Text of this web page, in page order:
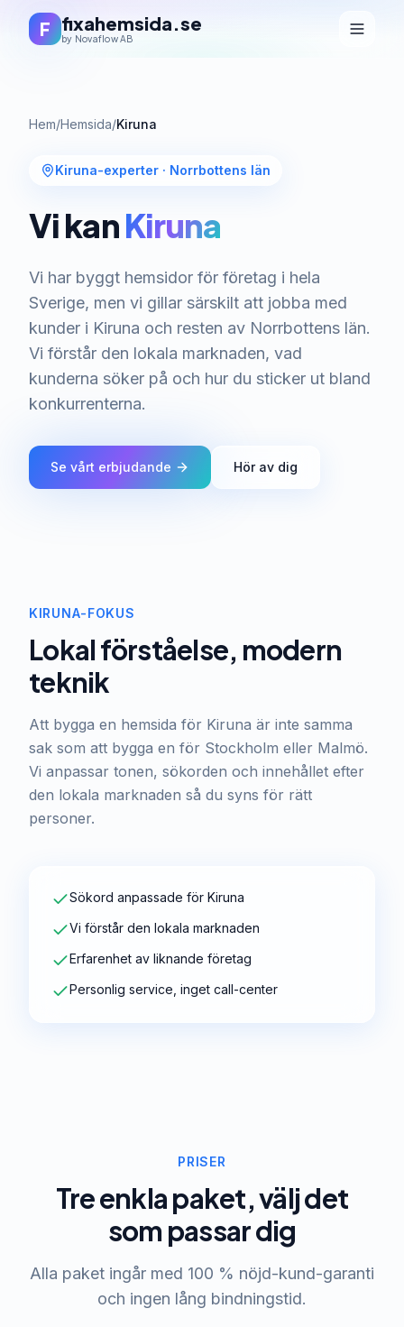
F fixahemsida.se
by Novaflow AB
Hem/Hemsida/Kiruna
Kiruna-experter · Norrbottens län
Vi kanKiruna
Vi har byggt hemsidor för företag i hela
Sverige, men vi gillar särskilt att jobba med
kunder i Kiruna och resten av Norrbottens län.
Vi förstår den lokala marknaden, vad
kunderna söker på och hur du sticker ut bland
konkurrenterna.
Se vårt erbjudande Hör av dig
KIRUNA-FOKUS
Lokal förståelse, modern
teknik
Att bygga en hemsida för Kiruna är inte samma
sak som att bygga en för Stockholm eller Malmö.
Vi anpassar tonen, sökorden och innehållet efter
den lokala marknaden så du syns för rätt
personer.
Sökord anpassade för Kiruna
Vi förstår den lokala marknaden
Erfarenhet av liknande företag
Personlig service, inget call-center
PRISER
Tre enkla paket, välj det
som passar dig
Alla paket ingår med 100 % nöjd-kund-garanti
och ingen lång bindningstid.